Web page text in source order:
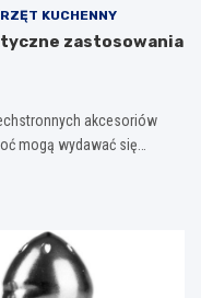
KUCHENNY
zastosowania
akcesoriów
mogą wydawać się…